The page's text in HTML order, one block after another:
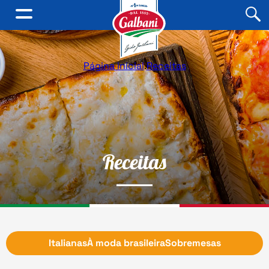
Página inicial.Receitas
Receitas
ItalianasÀ moda brasileiraSobremesas